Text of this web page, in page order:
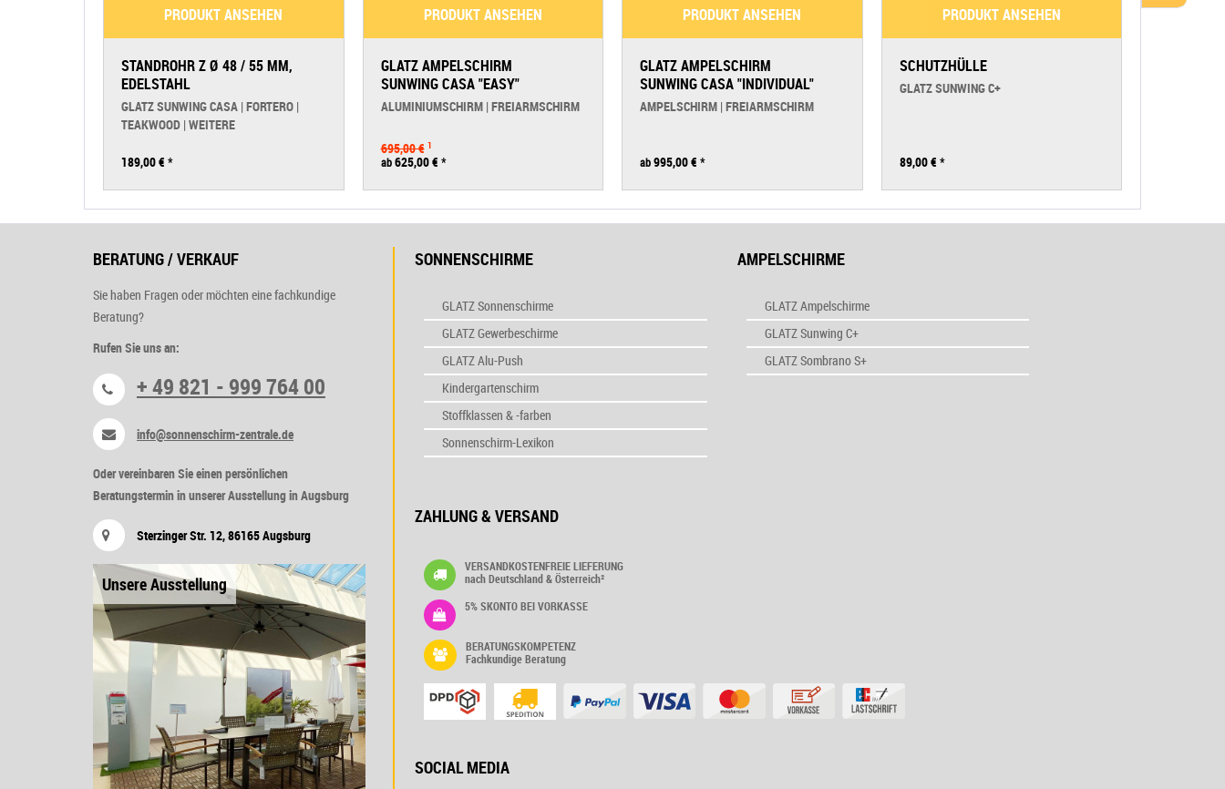
PRODUKT ANSEHEN
STANDROHR Z Ø 48 / 55 MM,
EDELSTAHL
GLATZ SUNWING CASA | FORTERO |
TEAKWOOD | WEITERE
189,00 € *
PRODUKT ANSEHEN
GLATZ AMPELSCHIRM
SUNWING CASA "EASY"
ALUMINIUMSCHIRM | FREIARMSCHIRM
695,00 € 1
ab625,00 € *
PRODUKT ANSEHEN
GLATZ AMPELSCHIRM
SUNWING CASA "INDIVIDUAL"
AMPELSCHIRM | FREIARMSCHIRM
ab995,00 € *
PRODUKT ANSEHEN
SCHUTZHÜLLE
GLATZ SUNWING C+
89,00 € *
BERATUNG / VERKAUF
Sie haben Fragen oder möchten eine fachkundige
Beratung?
Rufen Sie uns an:
+ 49 821 - 999 764 00
info@sonnenschirm-zentrale.de
Oder vereinbaren Sie einen persönlichen
Beratungstermin in unserer Ausstellung in Augsburg
Sterzinger Str. 12, 86165 Augsburg
Unsere Ausstellung
SONNENSCHIRME
GLATZ Sonnenschirme
GLATZ Gewerbeschirme
GLATZ Alu-Push
Kindergartenschirm
Stoffklassen & -farben
Sonnenschirm-Lexikon
AMPELSCHIRME
GLATZ Ampelschirme
GLATZ Sunwing C+
GLATZ Sombrano S+
ZAHLUNG & VERSAND
VERSANDKOSTENFREIE LIEFERUNG
nach Deutschland & Österreich²
5% SKONTO BEI VORKASSE
BERATUNGSKOMPETENZ
Fachkundige Beratung
SOCIAL MEDIA